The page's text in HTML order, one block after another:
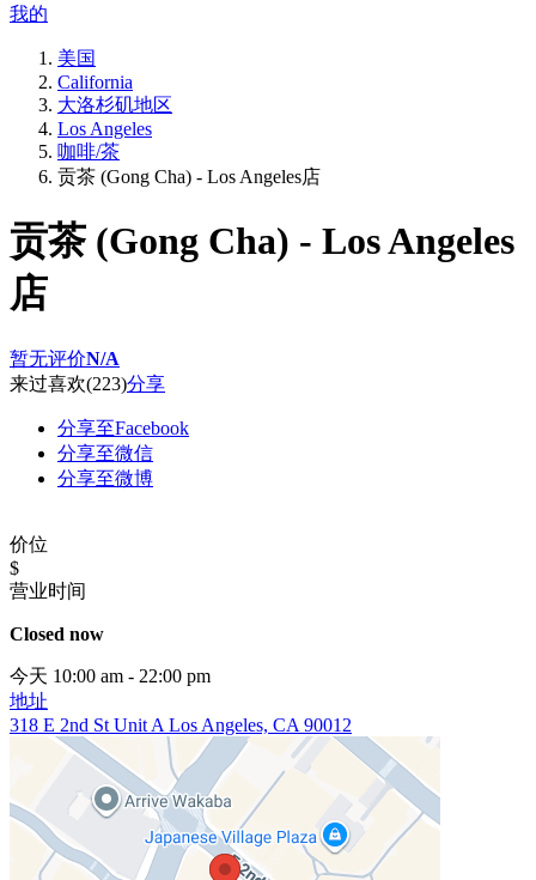
我的
美国
California
大洛杉矶地区
Los Angeles
咖啡/茶
贡茶 (Gong Cha) - Los Angeles店
贡茶 (Gong Cha) - Los Angeles
店
暂无评价N/A
来过喜欢(223)分享
分享至Facebook
分享至微信
分享至微博
价位
$
营业时间
Closed now
今天 10:00 am - 22:00 pm
地址
318 E 2nd St Unit A Los Angeles, CA 90012